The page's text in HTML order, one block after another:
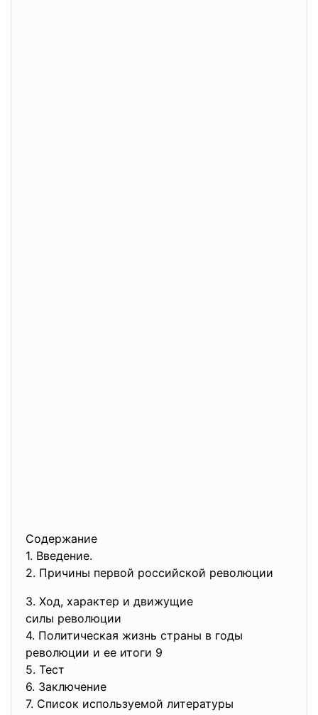
Содержание
1. Введение.
2. Причины первой российской революции
3. Ход, характер и движущие
силы революции
4. Политическая жизнь страны в годы
революции и ее итоги 9
5. Тест
6. Заключение
7. Список используемой литературы